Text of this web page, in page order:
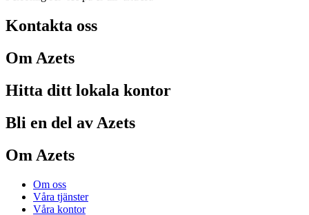
Kontakta oss
Om Azets
Hitta ditt lokala kontor
Bli en del av Azets
Om Azets
Om oss
Våra tjänster
Våra kontor